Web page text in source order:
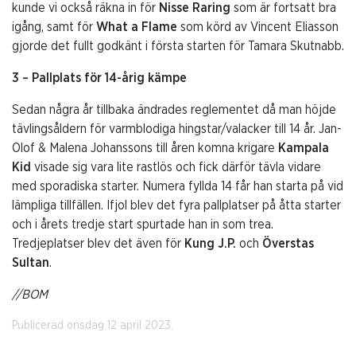
kunde vi också räkna in för Nisse Raring som är fortsatt bra
igång, samt för What a Flame som körd av Vincent Eliasson
gjorde det fullt godkänt i första starten för Tamara Skutnabb.
3 – Pallplats för 14-årig kämpe
Sedan några år tillbaka ändrades reglementet då man höjde
tävlingsåldern för varmblodiga hingstar/valacker till 14 år. Jan-
Olof & Malena Johanssons till åren komna krigare Kampala
Kid visade sig vara lite rastlös och fick därför tävla vidare
med sporadiska starter. Numera fyllda 14 får han starta på vid
lämpliga tillfällen. Ifjol blev det fyra pallplatser på åtta starter
och i årets tredje start spurtade han in som trea.
Tredjeplatser blev det även för Kung J.P. och Överstas
Sultan.
//BOM
Publicerad onsdag 12 april 2023.